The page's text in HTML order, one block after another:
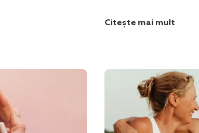
Citește mai mult